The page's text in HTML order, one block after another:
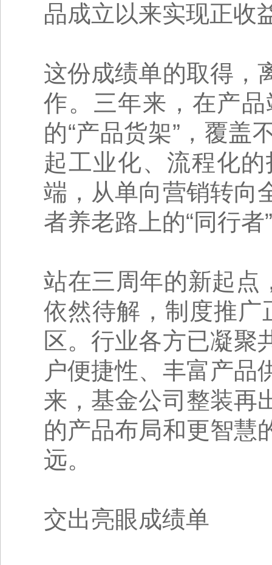
品成立以来实现正收
这份成绩单的取得，
作。三年来，在产
的“产品货架”，覆盖
起工业化、流程化
端，从单向营销转向
者养老路上的“同行者
站在三周年的新起点
依然待解，制度推广
区。行业各方已凝聚
户便捷性、丰富产品
来，基金公司整装再
的产品布局和更智慧
远。
交出亮眼成绩单